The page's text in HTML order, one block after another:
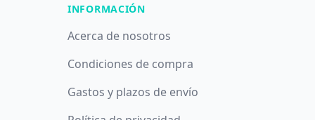
INFORMACIÓN
Acerca de nosotros
Condiciones de compra
Gastos y plazos de envío